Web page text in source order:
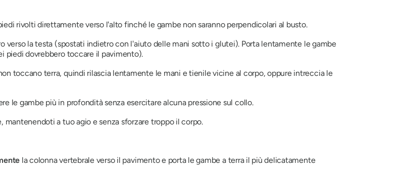
rivolti direttamente verso l'alto finché le gambe non saranno perpendicolari al busto.
verso la testa (spostati indietro con l'aiuto delle mani sotto i glutei). Porta lentamente le gambe
piedi dovrebbero toccare il pavimento).
toccano terra, quindi rilascia lentamente le mani e tienile vicine al corpo, oppure intreccia le
le gambe più in profondità senza esercitare alcuna pressione sul collo.
a tuo agio e senza sforzare troppo il corpo.
la colonna vertebrale verso il pavimento e porta le gambe a terra il più delicatamente